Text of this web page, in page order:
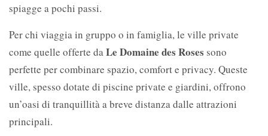
spiagge a pochi passi.
Per chi viaggia in gruppo o in famiglia, le ville private
come quelle offerte da Le Domaine des Roses sono
perfette per combinare spazio, comfort e privacy. Queste
ville, spesso dotate di piscine private e giardini, offrono
un’oasi di tranquillità a breve distanza dalle attrazioni
principali.